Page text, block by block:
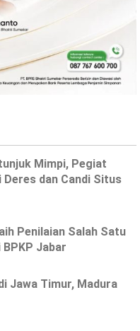
Mimpi, Pegiat
dan Candi Situs
Penilaian Salah Satu
Jabar
Jawa Timur, Madura